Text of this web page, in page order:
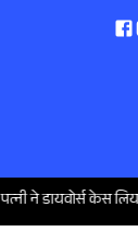
केस लिया वापस